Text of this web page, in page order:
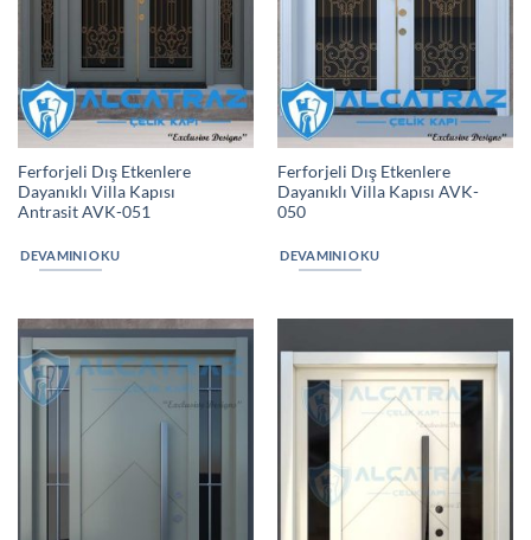
Ferforjeli Dış Etkenlere
Dayanıklı Villa Kapısı
Antrasit AVK-051
DEVAMINI OKU
Ferforjeli Dış Etkenlere
Dayanıklı Villa Kapısı AVK-
050
DEVAMINI OKU